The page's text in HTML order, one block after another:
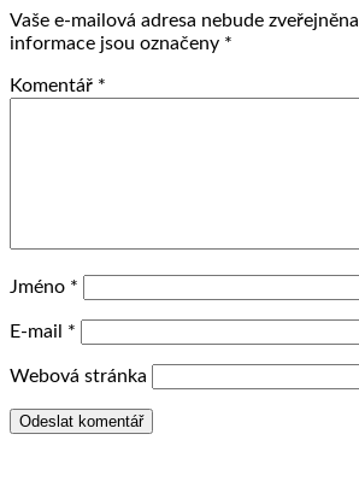
Vaše e-mailová adresa nebude
informace jsou označeny *
Komentář *
Jméno *
E-mail *
Webová stránka